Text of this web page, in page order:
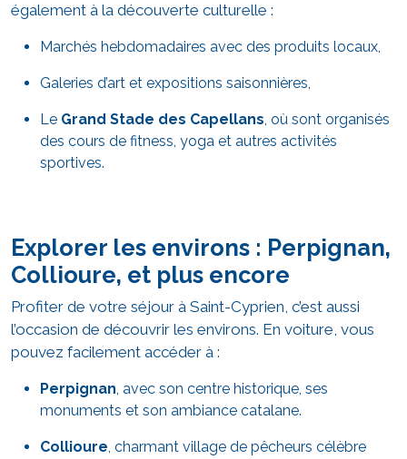
également à la découverte culturelle :
Marchés hebdomadaires avec des produits locaux,
Galeries d’art et expositions saisonnières,
Le Grand Stade des Capellans, où sont organisés
des cours de fitness, yoga et autres activités
sportives.
Explorer les environs : Perpignan,
Collioure, et plus encore
Profiter de votre séjour à Saint-Cyprien, c’est aussi
l’occasion de découvrir les environs. En voiture, vous
pouvez facilement accéder à :
Perpignan, avec son centre historique, ses
monuments et son ambiance catalane.
Collioure, charmant village de pêcheurs célèbre